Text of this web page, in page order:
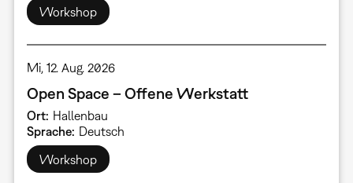
Workshop
Mi, 12. Aug. 2026
Open Space – Offene Werkstatt
Ort Hallenbau
Sprache Deutsch
Workshop